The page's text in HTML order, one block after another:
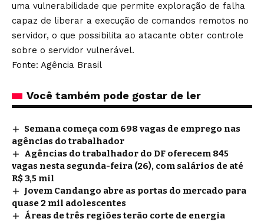
uma vulnerabilidade que permite exploração de falha
capaz de liberar a execução de comandos remotos no
servidor, o que possibilita ao atacante obter controle
sobre o servidor vulnerável.
Fonte: Agência Brasil
Você também pode gostar de ler
Semana começa com 698 vagas de emprego nas
agências do trabalhador
Agências do trabalhador do DF oferecem 845
vagas nesta segunda-feira (26), com salários de até
R$ 3,5 mil
Jovem Candango abre as portas do mercado para
quase 2 mil adolescentes
Áreas de três regiões terão corte de energia